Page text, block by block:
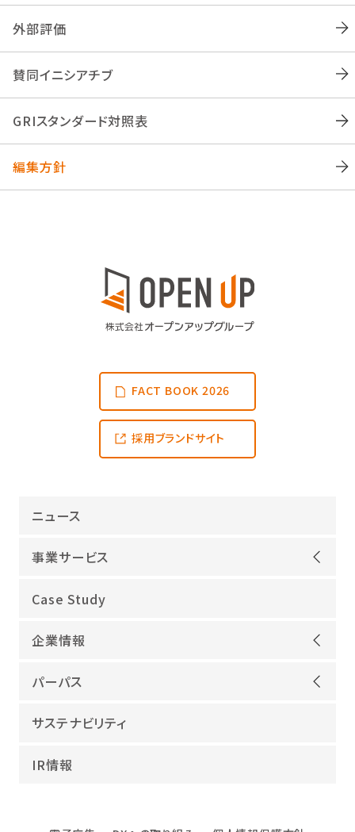
外部評価
賛同イニシアチブ
GRIスタンダード対照表
編集方針
FACT BOOK 2026
採用ブランドサイト
ニュース
事業サービス
オープンアップグループが選ばれる理由
ITインフラ
IT開発
海外領域
教育・人材紹介
Case Study
企業情報
ごあいさつ
沿革
役員紹介
パーパス
当社グループのパーパス
幸せな仕事総合研究所
サステナビリティ
IR情報